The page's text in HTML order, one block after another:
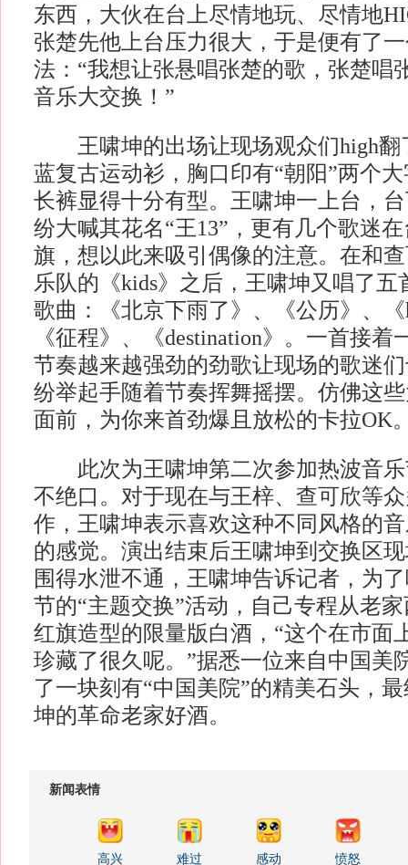
东西，大伙在台上尽情地玩、尽情地
张楚先他上台压力很大，于是便有了
法：“我想让张悬唱张楚的歌，张楚
音乐大交换！”
王啸坤的出场让现场观众们high翻
蓝复古运动衫，胸口印有“朝阳”两个
长裤显得十分有型。王啸坤一上台，
纷大喊其花名“王13”，更有几个歌迷
旗，想以此来吸引偶像的注意。在和
乐队的《kids》之后，王啸坤又唱了五
歌曲：《北京下雨了》、《公历》、《
《征程》、《destination》。一首接着
节奏越来越强劲的劲歌让现场的歌迷
纷举起手随着节奏挥舞摇摆。仿佛这
面前，为你来首劲爆且放松的卡拉OK
此次为王啸坤第二次参加热波音乐
不绝口。对于现在与王梓、查可欣等
作，王啸坤表示喜欢这种不同风格的
的感觉。演出结束后王啸坤到交换区
围得水泄不通，王啸坤告诉记者，为
节的“主题交换”活动，自己专程从老
红旗造型的限量版白酒，“这个在市面
珍藏了很久呢。”据悉一位来自中国美
了一块刻有“中国美院”的精美石头，
坤的革命老家好酒。
新闻表情
高兴 难过 感动 愤怒